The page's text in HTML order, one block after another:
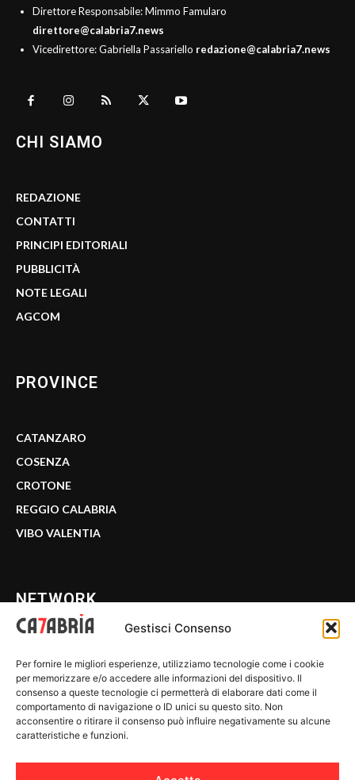
Gestisci Consenso
Per fornire le migliori esperienze, utilizziamo tecnologie come i cookie
per memorizzare e/o accedere alle informazioni del dispositivo. Il
consenso a queste tecnologie ci permetterà di elaborare dati come il
comportamento di navigazione o ID unici su questo sito. Non
acconsentire o ritirare il consenso può influire negativamente su alcune
caratteristiche e funzioni.
Direttore Responsabile: Mimmo Famularo
direttore@calabria7.news
Vicedirettore: Gabriella Passariello redazione@calabria7.news
CHI SIAMO
REDAZIONE
CONTATTI
PRINCIPI EDITORIALI
PUBBLICITÀ
NOTE LEGALI
AGCOM
PROVINCE
CATANZARO
COSENZA
CROTONE
REGGIO CALABRIA
VIBO VALENTIA
NETWORK
WE CALABRIA
C7 PLAY
MIX ZONE